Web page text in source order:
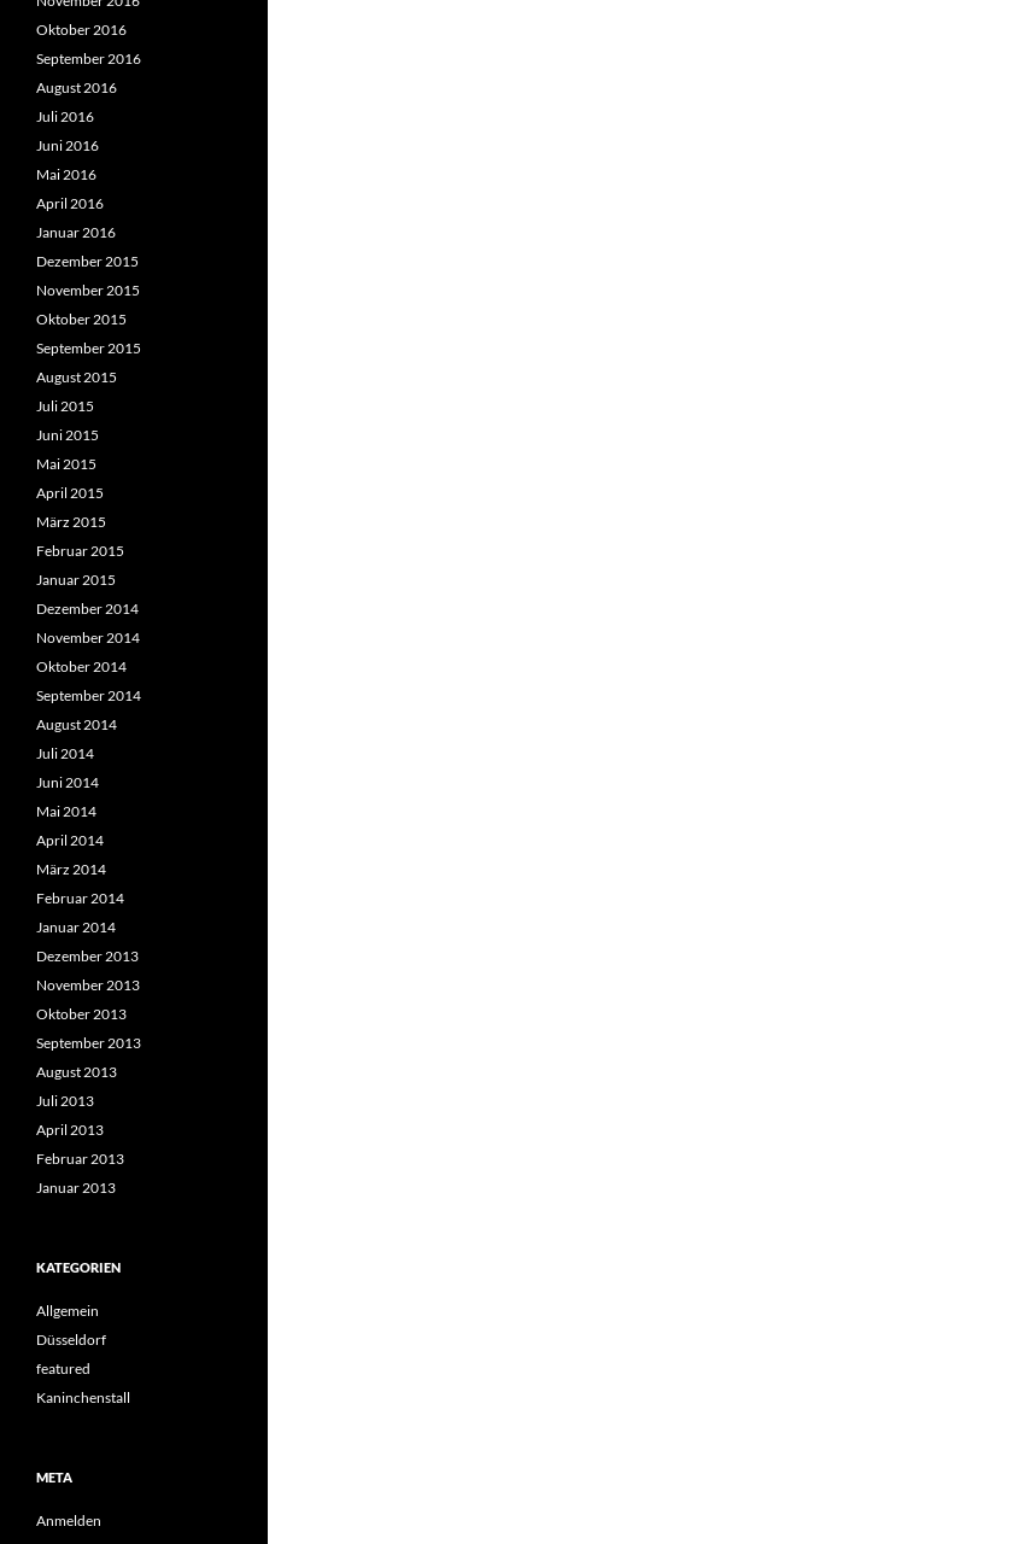
Oktober 2016
September 2016
August 2016
Juli 2016
Juni 2016
Mai 2016
April 2016
Januar 2016
Dezember 2015
November 2015
Oktober 2015
September 2015
August 2015
Juli 2015
Juni 2015
Mai 2015
April 2015
März 2015
Februar 2015
Januar 2015
Dezember 2014
November 2014
Oktober 2014
September 2014
August 2014
Juli 2014
Juni 2014
Mai 2014
April 2014
März 2014
Februar 2014
Januar 2014
Dezember 2013
November 2013
Oktober 2013
September 2013
August 2013
Juli 2013
April 2013
Februar 2013
Januar 2013
KATEGORIEN
Allgemein
Düsseldorf
featured
Kaninchenstall
META
Anmelden